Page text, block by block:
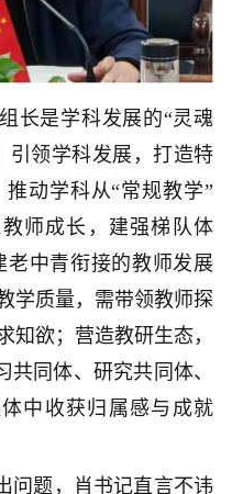
长是学科发展的“灵魂
引领学科发展，打造特
动学科从“常规教学”
师成长，建强梯队体
老中青衔接的教师发展
学质量，需带领教师探
知欲；营造教研生态，
同体、研究共同体、
中收获归属感与成就
问题，肖书记直言不讳